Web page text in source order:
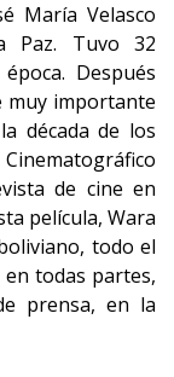
María Velasco
Paz. Tuvo 32
Después
muy importante
década de los
de cine en
película, Wara
todo el
todas partes,
prensa, en la